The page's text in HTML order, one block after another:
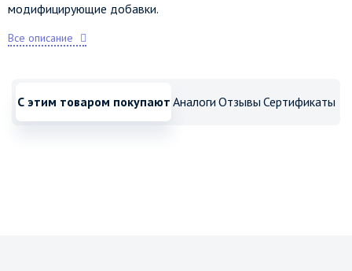
модифицирующие добавки.
Все описание
С этим товаром покупают Аналоги Отзывы Сертификаты